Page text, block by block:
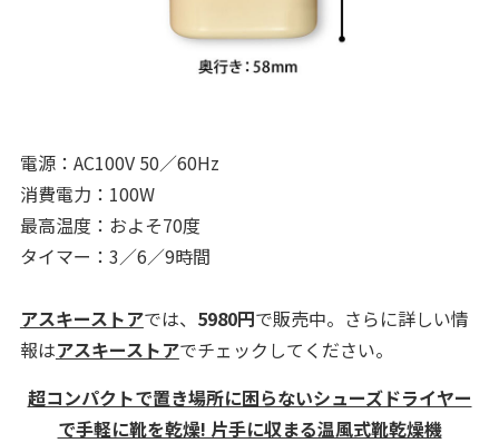
電源：AC100V 50／60Hz
消費電力：100W
最高温度：およそ70度
タイマー：3／6／9時間
アスキーストアでは、 5980円で販売中。さらに詳しい情
報はアスキーストアでチェックしてください。
超コンパクトで置き場所に困らないシューズドライヤー
で手軽に靴を乾燥! 片手に収まる温風式靴乾燥機